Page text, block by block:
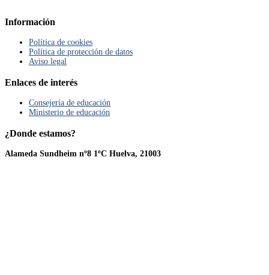
Información
Política de cookies
Política de protección de datos
Aviso legal
Enlaces de interés
Consejería de educación
Ministerio de educación
¿Donde estamos?
Alameda Sundheim nº8 1ºC Huelva, 21003